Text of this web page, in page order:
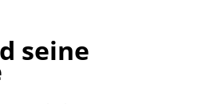
seine